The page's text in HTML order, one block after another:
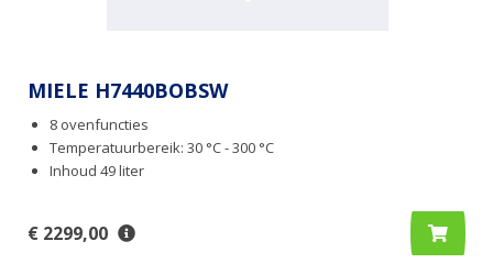
MIELE H7440BOBSW
8 ovenfuncties
Temperatuurbereik: 30 °C - 300 °C
Inhoud 49 liter
€ 2299,00